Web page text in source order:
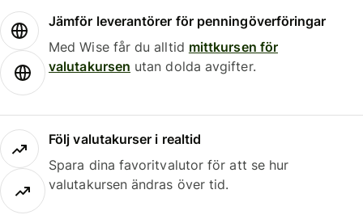
Jämför leverantörer för penningöverföringar
Med Wise får du alltid mittkursen för
valutakursen utan dolda avgifter.
Följ valutakurser i realtid
Spara dina favoritvalutor för att se hur
valutakursen ändras över tid.